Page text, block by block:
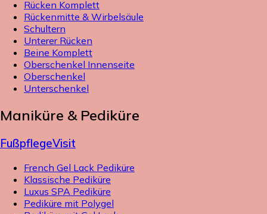
Rücken Komplett
Rückenmitte & Wirbelsäule
Schultern
Unterer Rücken
Beine Komplett
Oberschenkel Innenseite
Oberschenkel
Unterschenkel
Maniküre & Pediküre
FußpflegeVisit
French Gel Lack Pediküre
Klassische Pediküre
Luxus SPA Pediküre
Pediküre mit Polygel